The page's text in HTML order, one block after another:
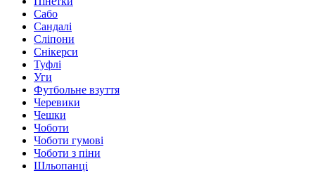
Сабо
Сандалі
Сліпони
Снікерси
Туфлі
Уги
Футбольне взуття
Черевики
Чешки
Чоботи
Чоботи гумові
Чоботи з піни
Шльопанці